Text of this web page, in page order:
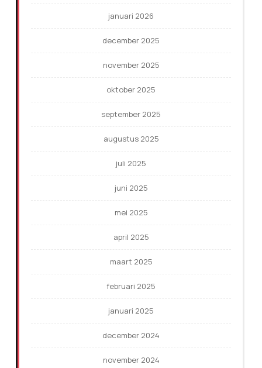
januari 2026
december 2025
november 2025
oktober 2025
september 2025
augustus 2025
juli 2025
juni 2025
mei 2025
april 2025
maart 2025
februari 2025
januari 2025
december 2024
november 2024